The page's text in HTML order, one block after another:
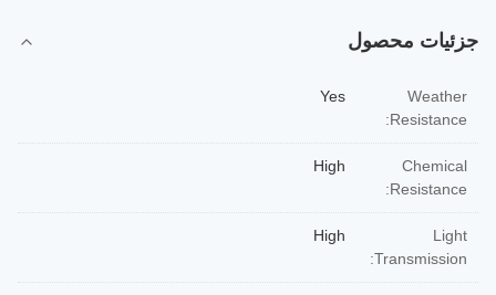
جزئیات محصول
Weather
Resistance:
Yes
Chemical
Resistance:
High
Light
Transmission:
High